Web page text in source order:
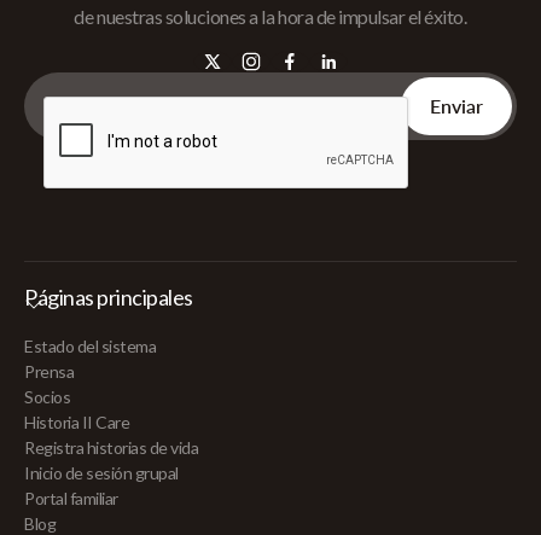
de nuestras soluciones a la hora de impulsar el éxito.
Páginas principales
Estado del sistema
Prensa
Socios
Historia II Care
Registra historias de vida
Inicio de sesión grupal
Portal familiar
Blog